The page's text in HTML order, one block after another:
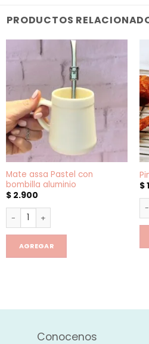
PRODUCTOS
Mate assa Pastel con
bombilla aluminio
$2.900
Mate assa Pastel con bombilla
AGREGAR
$
Conocenos